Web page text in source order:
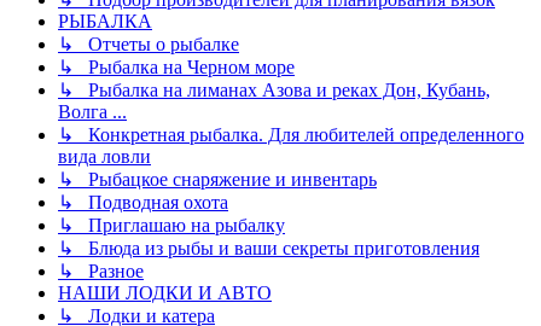
РЫБАЛКА
↳ Отчеты о рыбалке
↳ Рыбалка на Черном море
↳ Рыбалка на лиманах Азова и реках Дон, Кубань,
Волга ...
↳ Конкретная рыбалка. Для любителей определенного
вида ловли
↳ Рыбацкое снаряжение и инвентарь
↳ Подводная охота
↳ Приглашаю на рыбалку
↳ Блюда из рыбы и ваши секреты приготовления
↳ Разное
НАШИ ЛОДКИ И АВТО
↳ Лодки и катера